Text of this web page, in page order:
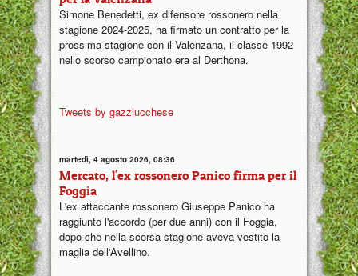
Simone Benedetti, ex difensore rossonero nella
stagione 2024-2025, ha firmato un contratto per la
prossima stagione con il Valenzana, il classe 1992
nello scorso campionato era al Derthona.
Tweets by gazzlucchese
martedì, 4 agosto 2026, 08:36
Mercato, l'ex rossonero Panico firma per il
Foggia
L'ex attaccante rossonero Giuseppe Panico ha
raggiunto l'accordo (per due anni) con il Foggia,
dopo che nella scorsa stagione aveva vestito la
maglia dell'Avellino.